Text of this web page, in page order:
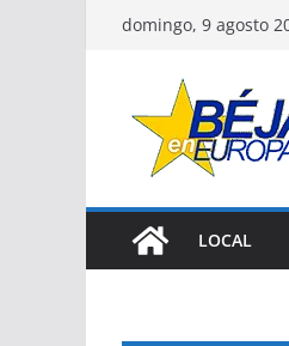
Saltardomingo, 9 agosto
LOCAL